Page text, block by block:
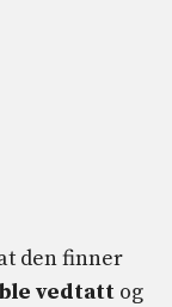
den finner
vedtatt og